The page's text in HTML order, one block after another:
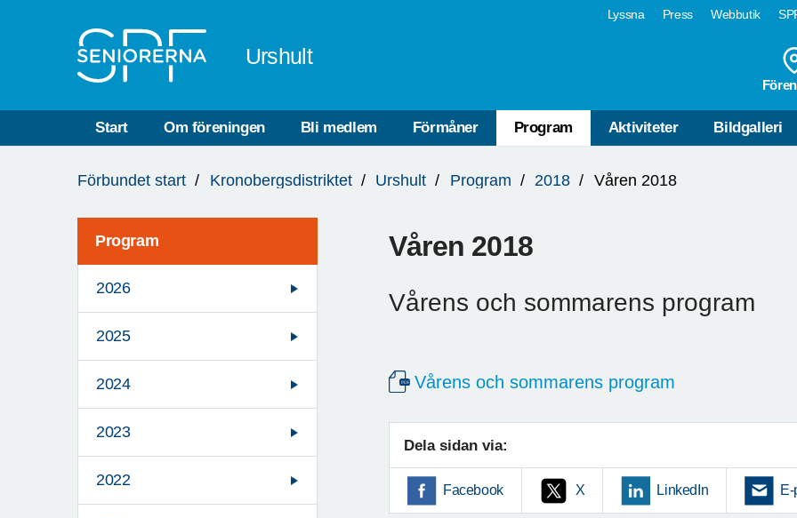
Lyssna Press Webbutik
Urshult
Start Om föreningen Bli medlem Förmåner Program Aktiviteter Bildgalleri
är
Förbundet start Kronobergsdistriktet Urshult Program 2018 Våren 2018
Program
2026
2025
2024
2023
2022
Våren 2018
Vårens och sommarens program
Vårens och sommarens program
Dela sidan via:
Facebook X LinkedIn